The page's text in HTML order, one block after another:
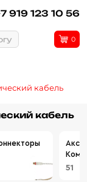
919 123 10 56
0
кабель
кабель
51